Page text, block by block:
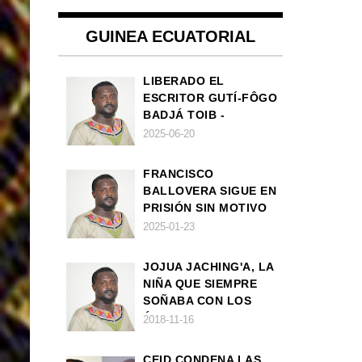
GUINEA ECUATORIAL
LIBERADO EL
ESCRITOR GUTÍ-FÔGO
BADJÁ TOIB -
FRANCISCO
2025-06-20
FRANCISCO
BALLOVERA SIGUE EN
PRISIÓN SIN MOTIVO
ALGUNO
2025-01-23
JOJUA JACHING'A, LA
NIÑA QUE SIEMPRE
SOÑABA CON LOS
ÁNGELES (UN CUENTO
2018-11-16
CEID CONDENA LAS